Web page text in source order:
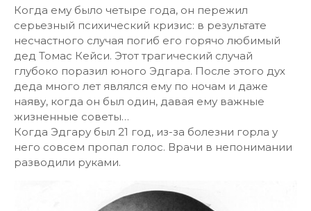
Когда ему было четыре года, он пережил
серьезный психический кризис: в результате
несчастного случая погиб его горячо любимый
дед Томас Кейси. Этот трагический случай
глубоко поразил юного Эдгара. После этого дух
деда много лет являлся ему по ночам и даже
наяву, когда он был один, давая ему важные
жизненные советы…
Когда Эдгару был 21 год, из-за болезни горла у
него совсем пропал голос. Врачи в непонимании
разводили руками.